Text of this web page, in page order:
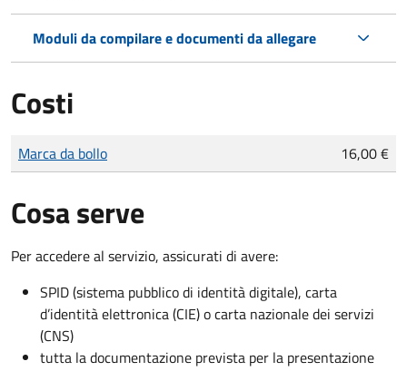
Moduli da compilare e documenti da allegare
Costi
Tipo di pagamento
Importo
Marca da bollo 16,00 €
Cosa serve
Per accedere al servizio, assicurati di avere:
SPID (sistema pubblico di identità digitale), carta
d’identità elettronica (CIE) o carta nazionale dei servizi
(CNS)
tutta la documentazione prevista per la presentazione